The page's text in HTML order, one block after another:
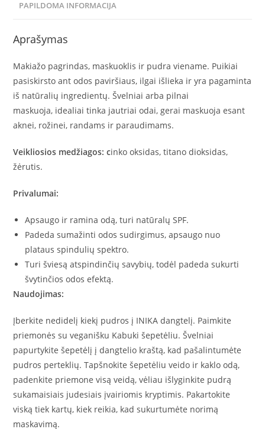
PAPILDOMA INFORMACIJA
Aprašymas
Makiažo pagrindas, maskuoklis ir pudra viename. Puikiai
pasiskirsto ant odos paviršiaus, ilgai išlieka ir yra pagaminta
iš natūralių ingredientų. Švelniai arba pilnai
maskuoja, idealiai tinka jautriai odai, gerai maskuoja esant
aknei, rožinei, randams ir paraudimams.
Veikliosios medžiagos: cinko oksidas, titano dioksidas,
žėrutis.
Privalumai:
Apsaugo ir ramina odą, turi natūralų SPF.
Padeda sumažinti odos sudirgimus, apsaugo nuo
plataus spindulių spektro.
Turi šviesą atspindinčių savybių, todėl padeda sukurti
švytinčios odos efektą.
Naudojimas:
Įberkite nedidelį kiekį pudros į INIKA dangtelį. Paimkite
priemonės su veganišku Kabuki šepetėliu. Švelniai
papurtykite šepetėlį į dangtelio kraštą, kad pašalintumėte
pudros perteklių. Tapšnokite šepetėliu veido ir kaklo odą,
padenkite priemone visą veidą, vėliau išlyginkite pudrą
sukamaisiais judesiais įvairiomis kryptimis. Pakartokite
viską tiek kartų, kiek reikia, kad sukurtumėte norimą
maskavimą.